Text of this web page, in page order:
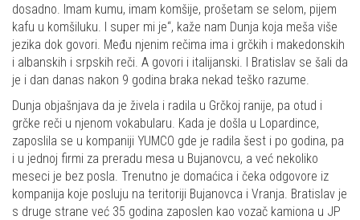
dosadno. Imam kumu, imam komšije, prošetam se selom, pijem
kafu u komšiluku. I super mi je“, kaže nam Dunja koja meša više
jezika dok govori. Među njenim rečima ima i grčkih i makedonskih
i albanskih i srpskih reči. A govori i italijanski. I Bratislav se šali da
je i dan danas nakon 9 godina braka nekad teško razume.
Dunja objašnjava da je živela i radila u Grčkoj ranije, pa otud i
grčke reči u njenom vokabularu. Kada je došla u Lopardince,
zaposlila se u kompaniji YUMCO gde je radila šest i po godina, pa
i u jednoj firmi za preradu mesa u Bujanovcu, a već nekoliko
meseci je bez posla. Trenutno je domaćica i čeka odgovore iz
kompanija koje posluju na teritoriji Bujanovca i Vranja. Bratislav je
s druge strane već 35 godina zaposlen kao vozač kamiona u JP